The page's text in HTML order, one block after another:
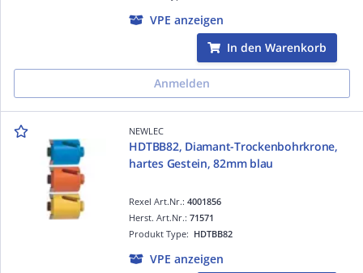
VPE anzeigen
In den Warenkorb
Anmelden
NEWLEC
HDTBB82, Diamant-Trockenbohrkrone,
hartes Gestein, 82mm blau
Rexel Art.Nr.:4001856
Produkt Type: HDTBB82
Herst. Art.Nr.:71571
VPE anzeigen